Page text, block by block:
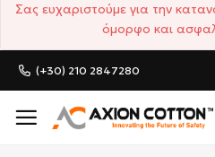
Σας ευχαριστούμε για την
όμορφο και
(+30) 210 2847280